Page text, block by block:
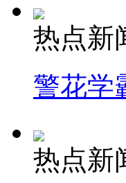
热点新
警花学
热点新